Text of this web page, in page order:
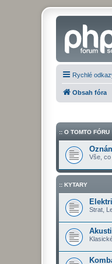
Rychlé
Obsah fóra
:: O TOMTO FÓRU
Vše, co
:: KYTARY
Strat,